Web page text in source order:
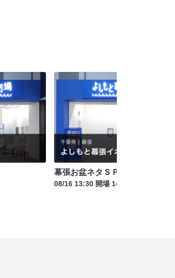
幕張お盆ネタＳＰ
08/16 13:30 開場 14:00 開演